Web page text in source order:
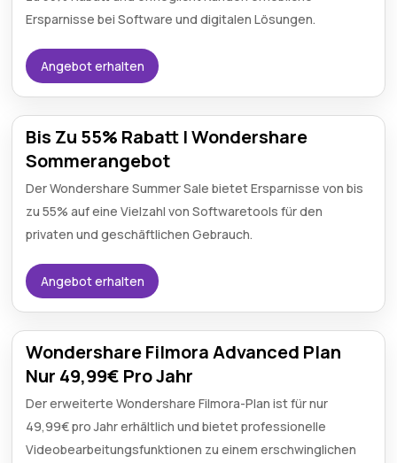
Ersparnisse bei Software und digitalen Lösungen.
Angebot erhalten
Bis Zu 55% Rabatt | Wondershare
Sommerangebot
Der Wondershare Summer Sale bietet Ersparnisse von bis
zu 55% auf eine Vielzahl von Softwaretools für den
privaten und geschäftlichen Gebrauch.
Angebot erhalten
Wondershare Filmora Advanced Plan
Nur 49,99€ Pro Jahr
Der erweiterte Wondershare Filmora-Plan ist für nur
49,99€ pro Jahr erhältlich und bietet professionelle
Videobearbeitungsfunktionen zu einem erschwinglichen